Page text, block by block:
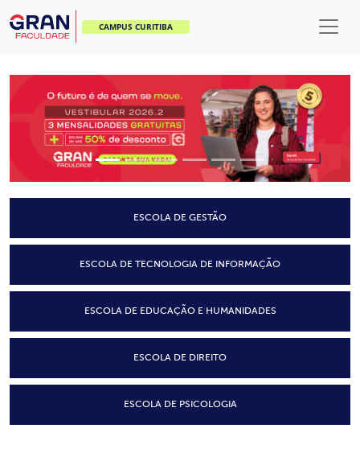
CAMPUS CURITIBA
ESCOLA DE GESTÃO
ESCOLA DE TECNOLOGIA DE INFORMAÇÃO
ESCOLA DE EDUCAÇÃO E HUMANIDADES
ESCOLA DE DIREITO
ESCOLA DE PSICOLOGIA